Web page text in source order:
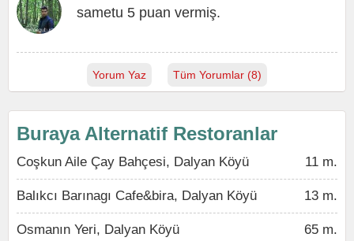
sametu 5 puan vermiş.
Yorum Yaz Tüm Yorumlar (8)
Buraya Alternatif Restoranlar
Coşkun Aile Çay Bahçesi, Dalyan Köyü 11 m.
Balıkcı Barınagı Cafe&bira, Dalyan Köyü 13 m.
Osmanın Yeri, Dalyan Köyü 65 m.